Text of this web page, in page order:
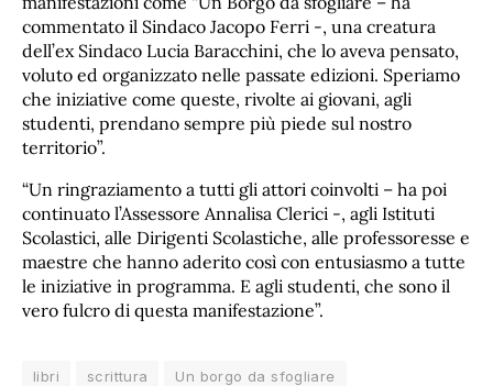
commentato il Sindaco Jacopo Ferri -, una creatura
dell’ex Sindaco Lucia Baracchini, che lo aveva pensato,
voluto ed organizzato nelle passate edizioni. Speriamo
che iniziative come queste, rivolte ai giovani, agli
studenti, prendano sempre più piede sul nostro
territorio”.
“Un ringraziamento a tutti gli attori coinvolti – ha poi
continuato l’Assessore Annalisa Clerici -, agli Istituti
Scolastici, alle Dirigenti Scolastiche, alle professoresse e
maestre che hanno aderito così con entusiasmo a tutte
le iniziative in programma. E agli studenti, che sono il
vero fulcro di questa manifestazione”.
libri scrittura Un borgo da sfogliare